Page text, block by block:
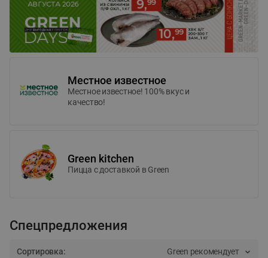
Местное известное
Местное известное! 100% вкус и
качество!
Green kitchen
Пицца c доставкой в Green
Спецпредложения
Сортировка: Green рекомендует